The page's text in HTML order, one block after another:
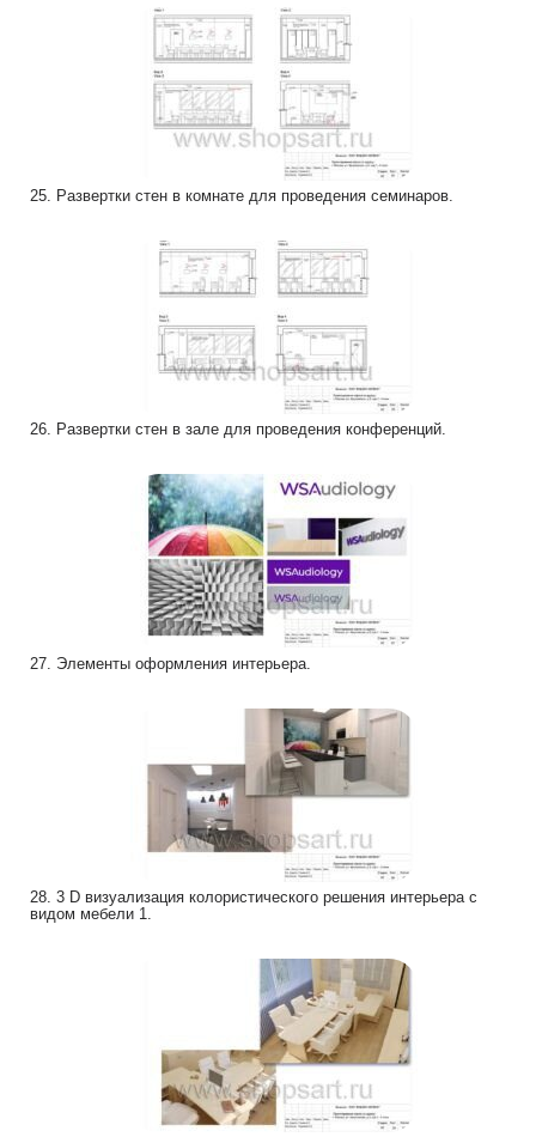
25. Развертки стен в комнате для проведения семинаров.
26. Развертки стен в зале для проведения конференций.
27. Элементы оформления интерьера.
28. 3 D визуализация колористического решения интерьера с
видом мебели 1.